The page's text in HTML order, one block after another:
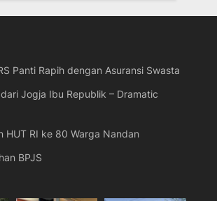
Panti Rapih dengan Asuransi Swasta
Jogja Ibu Republik – Dramatic
HUT RI ke 80 Warga Nandan
BPJS